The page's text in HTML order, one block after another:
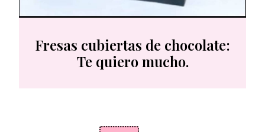
Fresas cubiertas de chocolate:
Te quiero mucho.